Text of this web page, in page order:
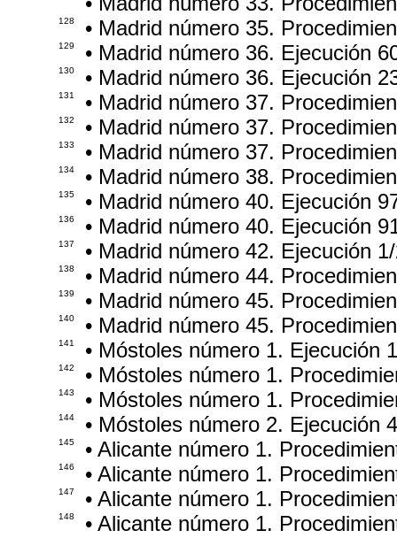
128 • Madrid número 35.
129 • Madrid número 36. Ejecución
130 • Madrid número 36. Ejecución
131 • Madrid número 37.
132 • Madrid número 37.
133 • Madrid número 37.
134 • Madrid número 38.
135 • Madrid número 40. Ejecución
136 • Madrid número 40. Ejecución
137 • Madrid número 42. Ejecución
138 • Madrid número 44.
139 • Madrid número 45.
140 • Madrid número 45.
141 • Móstoles número 1. Ejecución
142 • Móstoles número 1.
143 • Móstoles número 1.
144 • Móstoles número 2. Ejecución
145 • Alicante número 1.
146 • Alicante número 1.
147 • Alicante número 1.
148 • Alicante número 1.